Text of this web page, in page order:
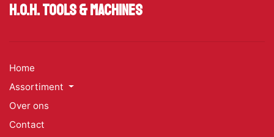
H.O.H. Tools & Machines
Home
Assortiment
Over ons
Contact